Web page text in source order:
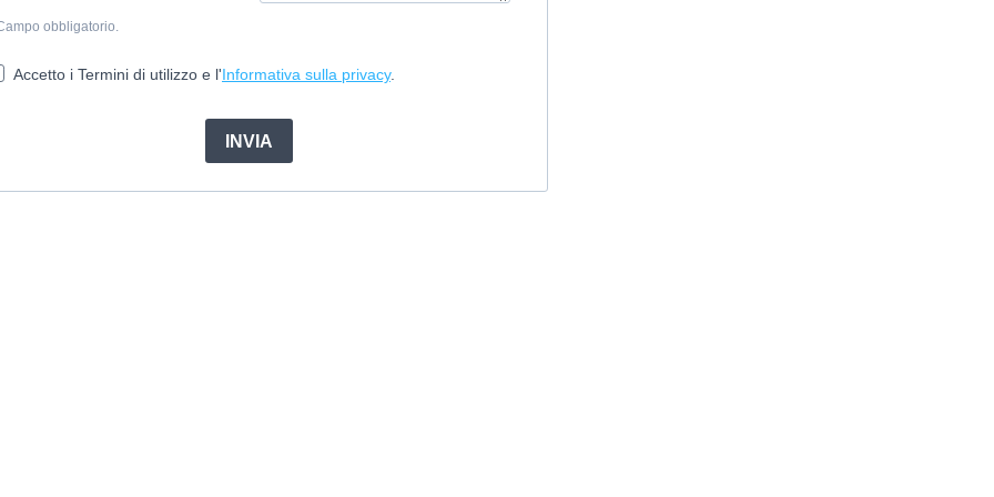
obbligatorio.
Accetto i Termini di utilizzo e l'Informativa sulla privacy.
INVIA